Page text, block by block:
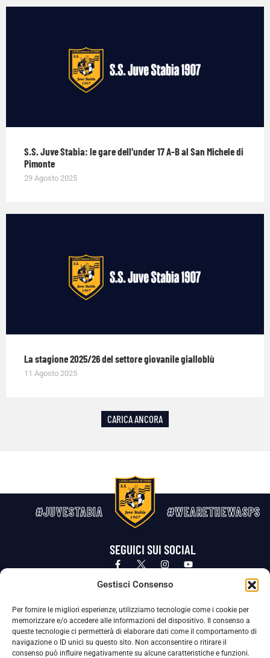
Gestisci Consenso
Per fornire le migliori esperienze, utilizziamo tecnologie come i cookie per
memorizzare e/o accedere alle informazioni del dispositivo. Il consenso a
queste tecnologie ci permetterà di elaborare dati come il comportamento di
navigazione o ID unici su questo sito. Non acconsentire o ritirare il
consenso può influire negativamente su alcune caratteristiche e funzioni.
S.S. Juve Stabia: le gare dell’under 17 A-B al San Michele di
Pimonte
29 Agosto 2025
La stagione 2025/26 del settore giovanile gialloblù
11 Agosto 2025
CARICA ANCORA
#JUVESTABIA #WEARETHEWASPS
SEGUICI SUI SOCIAL
Privacy Policy Cookie Policy
La Società ha nominato il Responsabile della Protezione dei Dati Personali (DPO), figura specializzata che vigila sulle modalità
adottate dalla nostra Società per tutelare i Suoi dati personali.
Per contattare il DPO può scrivere a